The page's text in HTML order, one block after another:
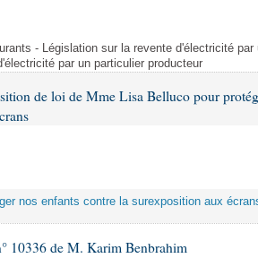
- Législation sur la revente d'électricité
par un particulier producteur
de loi de Mme Lisa Belluco pour
nos enfants contre la surexposition aux
10336 de M. Karim Benbrahim